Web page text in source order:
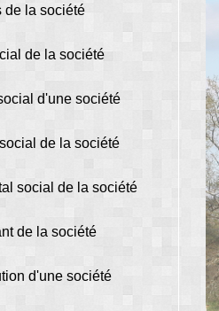
de la société
de la société
d'une société
de la société
social de la société
de la société
d'une société